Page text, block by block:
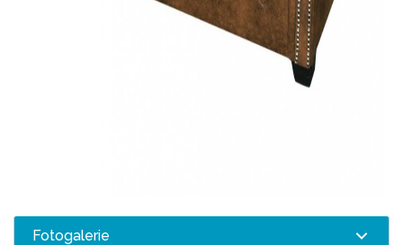
Fotogalerie